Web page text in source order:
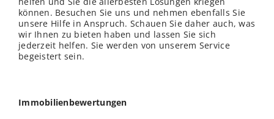
können. Besuchen Sie uns und nehmen ebenfalls Sie
unsere Hilfe in Anspruch. Schauen Sie daher auch, was
wir Ihnen zu bieten haben und lassen Sie sich
jederzeit helfen. Sie werden von unserem Service
begeistert sein.
Immobilienbewertungen